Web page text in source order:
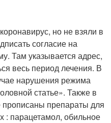
но не взяли в
согласие на
Там указывается адрес,
весь период лечения. В
нарушения режима
статье». Также в
препараты для
: парацетамол, обильное